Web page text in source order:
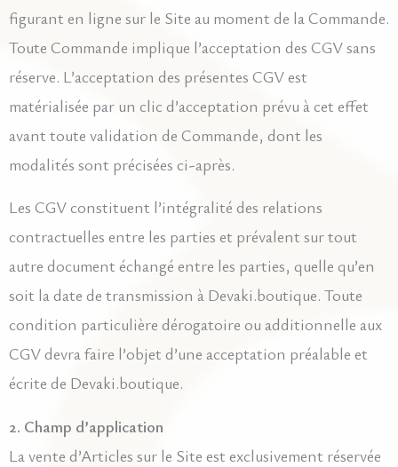
figurant en ligne sur le Site au moment de la Commande.
Toute Commande implique l’acceptation des CGV sans
réserve. L’acceptation des présentes CGV est
matérialisée par un clic d’acceptation prévu à cet effet
avant toute validation de Commande, dont les
modalités sont précisées ci-après.
Les CGV constituent l’intégralité des relations
contractuelles entre les parties et prévalent sur tout
autre document échangé entre les parties, quelle qu’en
soit la date de transmission à Devaki.boutique. Toute
condition particulière dérogatoire ou additionnelle aux
CGV devra faire l’objet d’une acceptation préalable et
écrite de Devaki.boutique.
2. Champ d’application
La vente d’Articles sur le Site est exclusivement réservée